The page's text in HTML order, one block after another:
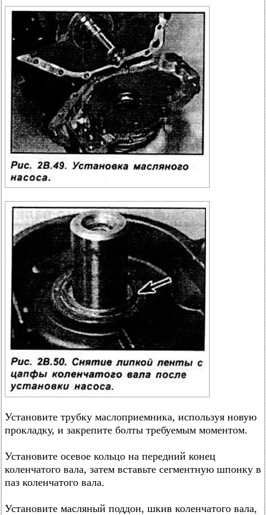
Установите трубку маслоприемника, используя новую
прокладку, и закрепите болты требуемым моментом.
Установите осевое кольцо на передний конец
коленчатого вала, затем вставьте сегментную шпонку в
паз коленчатого вала.
Установите масляный поддон, шкив коленчатого вала,